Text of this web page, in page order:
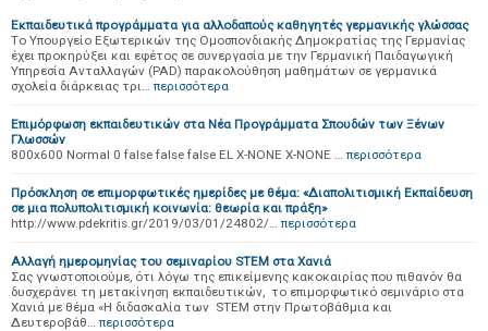
Εκπαιδευτικά προγράμματα για αλλοδαπούς καθηγητές γερμανικής γλώσσας
Tο Υπουργείο Εξωτερικών της Ομοσπονδιακής Δημοκρατίας της Γερμανίας
έχει προκηρύξει και εφέτος σε συνεργασία με την Γερμανική Παιδαγωγική
Υπηρεσία Ανταλλαγών (PAD) παρακολούθηση μαθημάτων σε γερμανικά
σχολεία διάρκειας τρι… περισσότερα
Επιμόρφωση εκπαιδευτικών στα Νέα Προγράμματα Σπουδών των Ξένων
Γλωσσών
800x600 Normal 0 false false false EL X-NONE X-NONE … περισσότερα
Πρόσκληση σε επιμορφωτικές ημερίδες με θέμα: «Διαπολιτισμική Εκπαίδευση
σε μια πολυπολιτισμική κοινωνία: θεωρία και πράξη»
http://www.pdekritis.gr/2019/03/01/24802/… περισσότερα
Αλλαγή ημερομηνίας του σεμιναρίου STEM στα Χανιά
Σας γνωστοποιούμε, ότι λόγω της επικείμενης κακοκαιρίας που πιθανόν θα
δυσχεράνει τη μετακίνηση εκπαιδευτικών, το επιμορφωτικό σεμινάριο στα
Χανιά με θέμα «Η διδασκαλία των STEM στην Πρωτοβάθμια και
Δευτεροβάθ… περισσότερα